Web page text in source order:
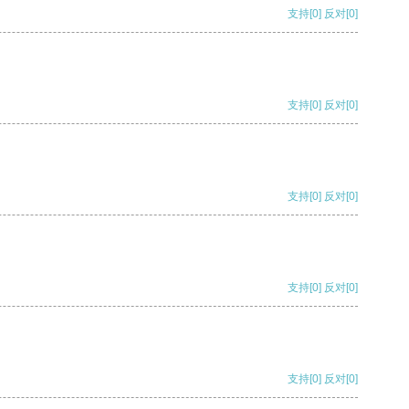
支持[0] 反对[0]
支持[0] 反对[0]
支持[0] 反对[0]
支持[0] 反对[0]
支持[0] 反对[0]